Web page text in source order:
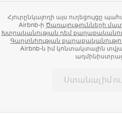
Հյուրընկալողի այս ուղեցույցը
Airbnb-ի Ծառայությունների
Խտրականության դեմ
Գաղտնիության
Airbnb-ն իմ կոնտակտային
Ստանալ իմ